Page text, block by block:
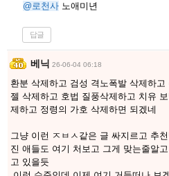
@로천사 노애미년
답글
베닉 26-06-04 06:18
환분 삭제하고 검성 격노폭발 삭제하
젤 삭제하고 호법 질풍삭제하고 치유
제하고 정령의 가호 삭제하면 되겠네
그냥 이런 ㅈㅂㅅ같은 글 싸지르고 추
진 애들도 여기 처보고 그게 맞는줄알
고 있을듯